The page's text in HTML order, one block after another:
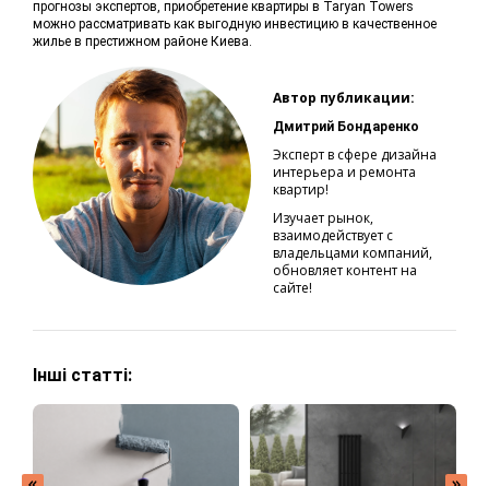
прогнозы экспертов, приобретение квартиры в Taryan Towers
можно рассматривать как выгодную инвестицию в качественное
жилье в престижном районе Киева.
Автор публикации:
Дмитрий Бондаренко
Эксперт в сфере дизайна
интерьера и ремонта
квартир!
Изучает рынок,
взаимодействует с
владельцами компаний,
обновляет контент на
сайте!
Інші статті: